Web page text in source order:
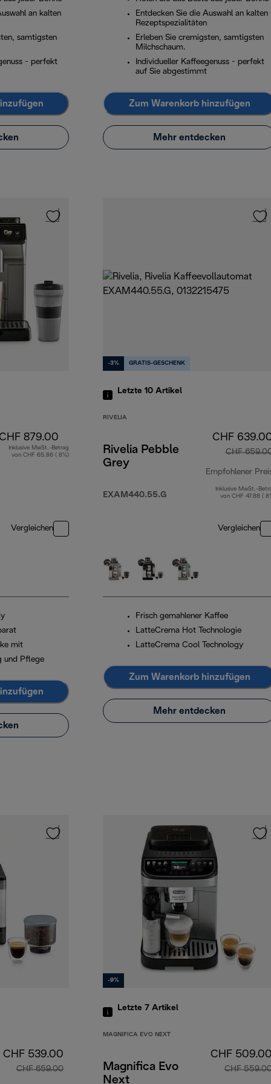
an kalten
samtigsten
- perfekt
Entdecken Sie die Auswahl an kalten
Rezeptspezialitäten
Erleben Sie cremigsten, samtigsten
Milchschaum.
Individueller Kaffeegenuss - perfekt
auf Sie abgestimmt
Zum Warenkorb hinzufügen
Mehr entdecken
879.00
Inklusive MwSt.-Betrag
von CHF 65.86 ( 8%)
Vergleichen
mit
und Pflege
-3% GRATIS-GESCHENK
Letzte 10 Artikel
RIVELIA
Rivelia Pebble
Grey
EXAM440.55.G
CHF
CHF
Empfohlener
Inklusive MwSt.-
von CHF 47.88 (
Vergleichen
Frisch gemahlener Kaffee
LatteCrema Hot Technologie
LatteCrema Cool Technology
Zum Warenkorb hinzufügen
Mehr entdecken
CHF 539.00
CHF 659.00
-9%
Letzte 7 Artikel
MAGNIFICA EVO NEXT
Magnifica Evo
Next
CHF
CHF